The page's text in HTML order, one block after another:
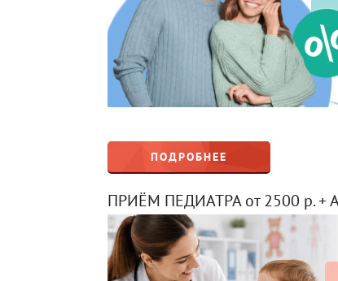
ПОДРОБНЕЕ
ПРИЁМ ПЕДИАТРА от 2500 р. +